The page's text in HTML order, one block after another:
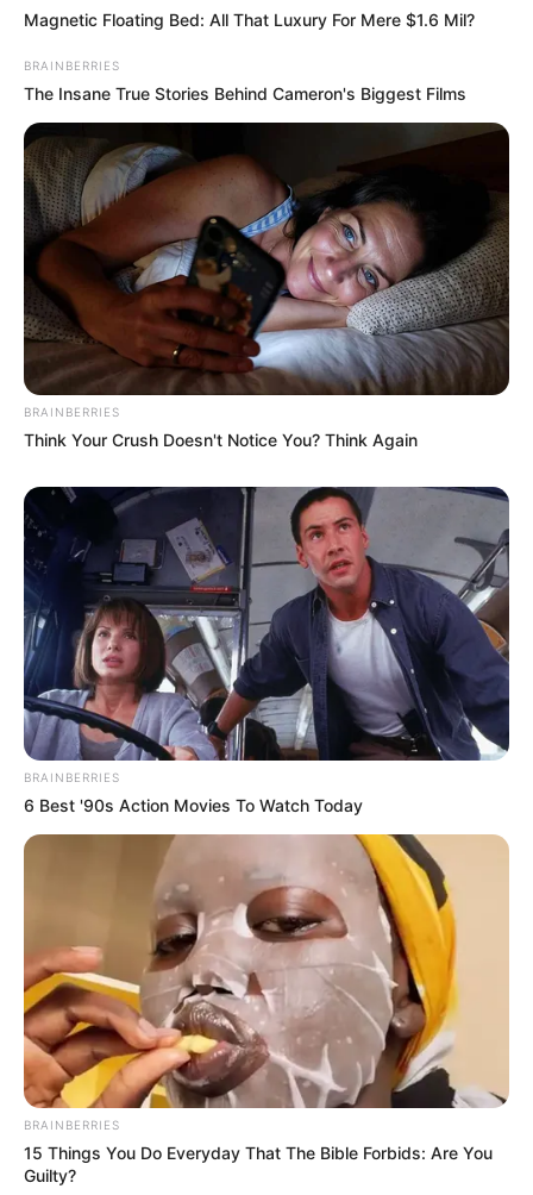
Magnetic Floating Bed: All That Luxury For Mere $1.6 Mil?
BRAINBERRIES
The Insane True Stories Behind Cameron's Biggest Films
BRAINBERRIES
Think Your Crush Doesn't Notice You? Think Again
BRAINBERRIES
6 Best '90s Action Movies To Watch Today
BRAINBERRIES
15 Things You Do Everyday That The Bible Forbids: Are You
Guilty?